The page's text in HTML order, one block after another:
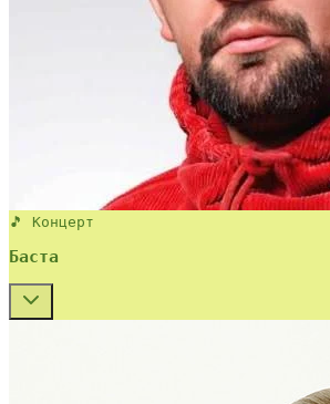
🎵 Концерт
Баста